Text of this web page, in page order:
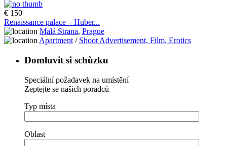
€ 150
Renaissance palace – Huber...
Malá Strana, Prague
Apartment / Shoot Advertisement, Film, Erotics
Domluvit si schůzku
Speciální požadavek na umístění
Zeptejte se našich poradců
Typ místa
Oblast